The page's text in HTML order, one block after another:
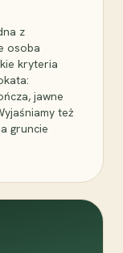
z
osoba
kryteria
jawne
też
gruncie